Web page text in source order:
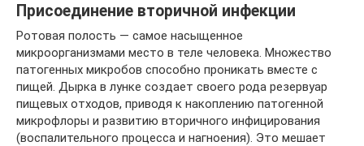
Присоединение вторичной инфекции
Ротовая полость — самое насыщенное
микроорганизмами место в теле человека. Множество
патогенных микробов способно проникать вместе с
пищей. Дырка в лунке создает своего рода резервуар
пищевых отходов, приводя к накоплению патогенной
микрофлоры и развитию вторичного инфицирования
(воспалительного процесса и нагноения). Это мешает